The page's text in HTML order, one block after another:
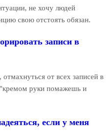
не хочу людей
свою отстоять обязан.
записи в
от всех записей в
"кремом руки помажешь и
если у меня